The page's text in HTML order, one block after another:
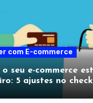
com E-commerce
o seu e-commerce
5 ajustes no
vendas no último